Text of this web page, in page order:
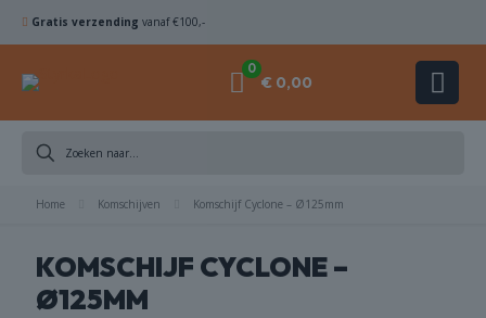
Gratis verzending vanaf €100,-
0
€ 0,00
Home Komschijven Komschijf Cyclone – Ø125mm
KOMSCHIJF CYCLONE –
Ø125MM
ZAAGBLADEN
KOMSCHIJVEN